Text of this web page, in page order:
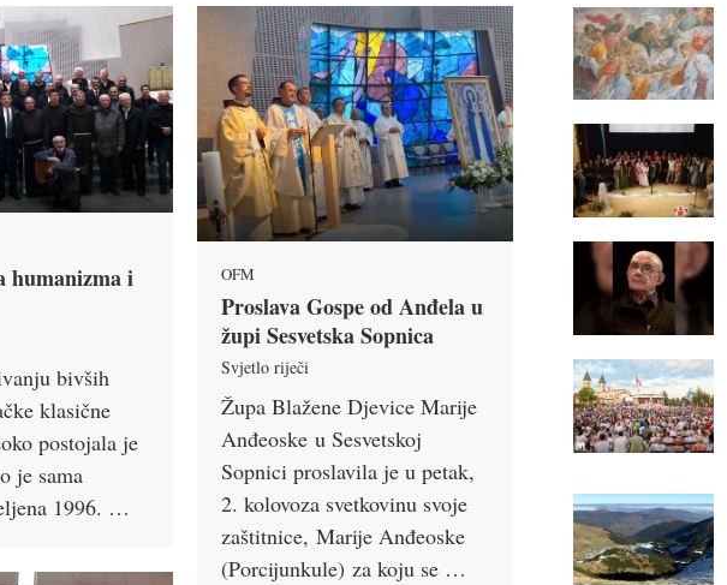
humanizma i
bivših
klasične
postojala je
je sama
1996. …
OFM
Proslava Gospe od Anđela u
župi Sesvetska Sopnica
Svjetlo riječi
Župa Blažene Djevice Marije
Anđeoske u Sesvetskoj
Sopnici proslavila je u petak,
2. kolovoza svetkovinu svoje
zaštitnice, Marije Anđeoske
(Porcijunkule) za koju se …